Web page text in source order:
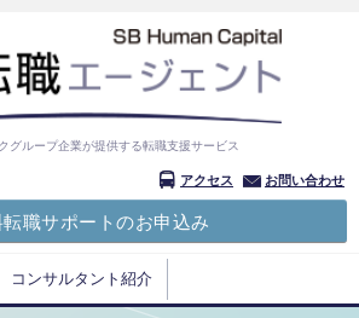
グループ企業が提供する転職支援サービス
アクセス お問い合わせ
転職サポートのお申込み
コンサルタント紹介